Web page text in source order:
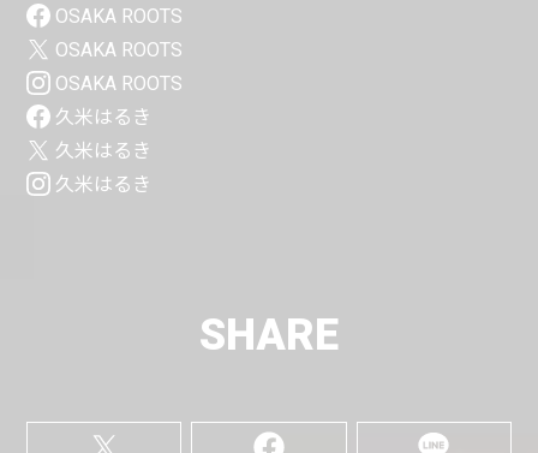
OSAKA ROOTS
OSAKA ROOTS
OSAKA ROOTS
久米はるき
久米はるき
久米はるき
SHARE